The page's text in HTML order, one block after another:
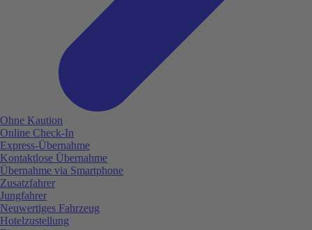
Ohne Kaution
Online Check-In
Express-Übernahme
Kontaktlose Übernahme
Übernahme via Smartphone
Zusatzfahrer
Jungfahrer
Neuwertiges Fahrzeug
Hotelzustellung